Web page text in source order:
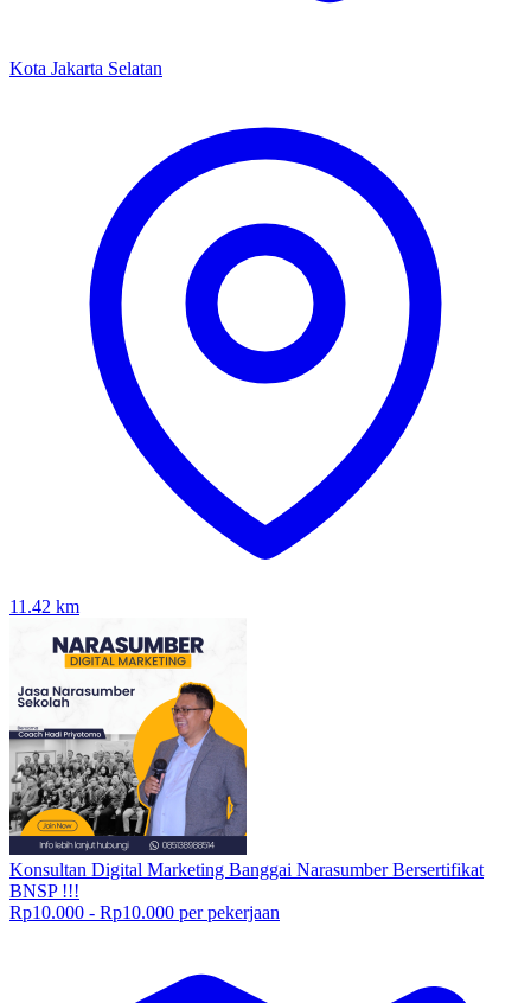
Kota Jakarta Selatan
11.42 km
Konsultan Digital Marketing Banggai Narasumber Bersertifikat
BNSP !!!
Rp10.000 - Rp10.000 per pekerjaan